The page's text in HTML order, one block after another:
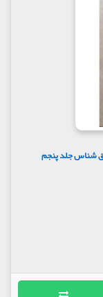
شناس جلد پنجم